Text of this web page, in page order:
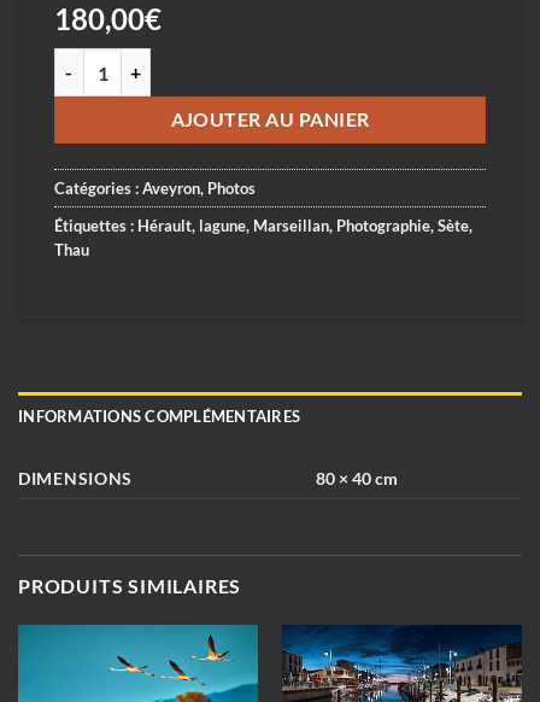
180,00€
AJOUTER AU PANIER
Catégories :Aveyron, Photos
Étiquettes : Hérault, lagune, Marseillan, Photographie,Sète,
Thau
INFORMATIONS COMPLÉMENTAIRES
DIMENSIONS 80 × 40 cm
PRODUITS SIMILAIRES